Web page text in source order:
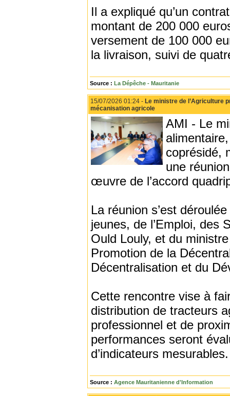
Il a expliqué qu’un
montant de 200 000
versement de 100 000
la livraison, suivi de
Source : La Dépêche - Mauritanie
15/07/2026 01:24 - Le ministre de l’Agriculture
mécanisation agricole
AMI - Le
coprésidé,
une
œuvre de l’accord
La réunion s’est
jeunes, de l’Emploi, des
Ould Louly, et du
Promotion de la
Décentralisation et du
Cette rencontre vise à
distribution de tracteurs
professionnel et de
performances seront
d’indicateurs mesurables.
Source : Agence Mauritanienne d'Information